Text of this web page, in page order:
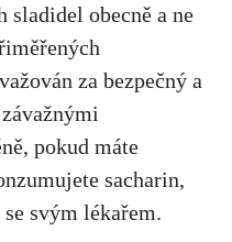
sladidel obecně a ne
za bezpečný a
pokud máte
sacharin,
svým lékařem.